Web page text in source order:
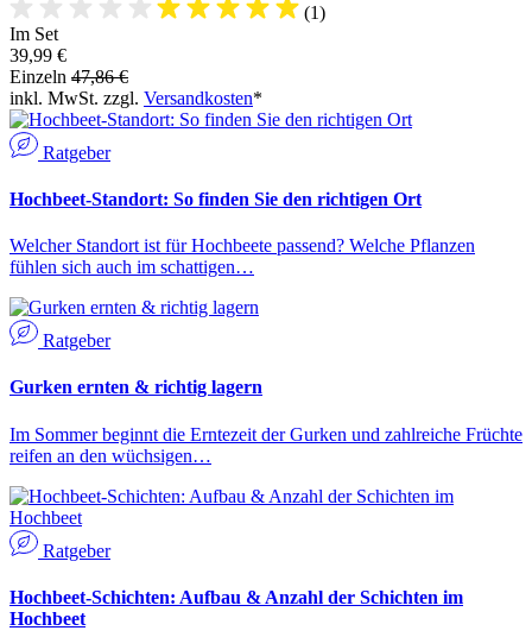
(1)
Im Set
39,99 €
Einzeln 47,86 €
inkl. MwSt. zzgl. Versandkosten*
Ratgeber
Hochbeet-Standort: So finden Sie den richtigen Ort
Welcher Standort ist für Hochbeete passend? Welche Pflanzen
fühlen sich auch im schattigen…
Ratgeber
Gurken ernten & richtig lagern
Im Sommer beginnt die Erntezeit der Gurken und zahlreiche Früchte
reifen an den wüchsigen…
Ratgeber
Hochbeet-Schichten: Aufbau & Anzahl der Schichten im
Hochbeet